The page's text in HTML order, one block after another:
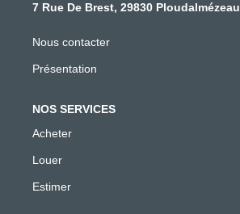
7 Rue De Brest, 29830 Ploudalmézeau
Nous contacter
Présentation
NOS SERVICES
Acheter
Louer
Estimer